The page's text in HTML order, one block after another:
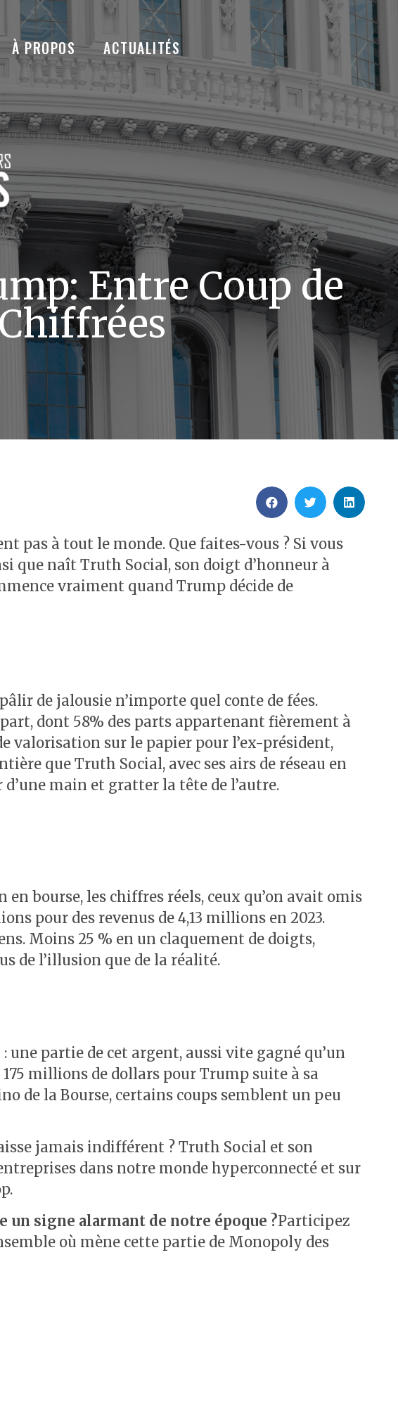
À PROPOS ACTUALITÉS
Entre Coup de
pas à tout le monde. Que faites-vous ? Si vous
que naît Truth Social, son doigt d’honneur à
vraiment quand Trump décide de
de jalousie n’importe quel conte de fées.
dont 58% des parts appartenant fièrement à
valorisation sur le papier pour l’ex-président,
que Truth Social, avec ses airs de réseau en
main et gratter la tête de l’autre.
bourse, les chiffres réels, ceux qu’on avait omis
pour des revenus de 4,13 millions en 2023.
Moins 25 % en un claquement de doigts,
de l’illusion que de la réalité.
une partie de cet argent, aussi vite gagné qu’un
millions de dollars pour Trump suite à sa
de la Bourse, certains coups semblent un peu
jamais indifférent ? Truth Social et son
dans notre monde hyperconnecté et sur
un signe alarmant de notre époque ?Participez
où mène cette partie de Monopoly des